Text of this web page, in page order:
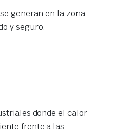
generan en la zona
y seguro.
donde el calor
frente a las